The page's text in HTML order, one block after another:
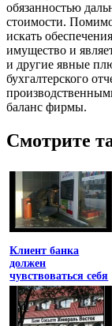
обязанностью
стоимости.
искать
имущество и
и другие явные
бухгалтерского
баланс фирмы.
Смотрите
Клиент банка
должен
чувствоваться себя
униженным